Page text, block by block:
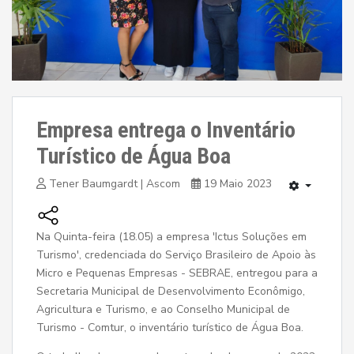
Empresa entrega o Inventário
Turístico de Água Boa
Tener Baumgardt | Ascom 19 Maio 2023
Na Quinta-feira (18.05) a empresa 'Ictus Soluções em
Turismo', credenciada do Serviço Brasileiro de Apoio às
Micro e Pequenas Empresas - SEBRAE, entregou para a
Secretaria Municipal de Desenvolvimento Econômigo,
Agricultura e Turismo, e ao Conselho Municipal de
Turismo - Comtur, o inventário turístico de Água Boa.